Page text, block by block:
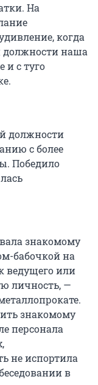
На
когда
должности наша
и с туго
должности
с более
Победило
знакомому
бабочкой на
ведущего или
личность, —
знакомому
персонала
не испортила
в